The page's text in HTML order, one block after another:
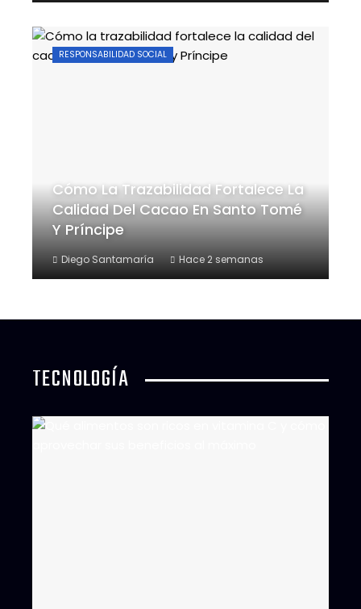
RESPONSABILIDAD SOCIAL
Cómo La Trazabilidad Fortalece La
Calidad Del Cacao En Santo Tomé
Y Príncipe
Diego Santamaría Hace 2 semanas
TECNOLOGÍA